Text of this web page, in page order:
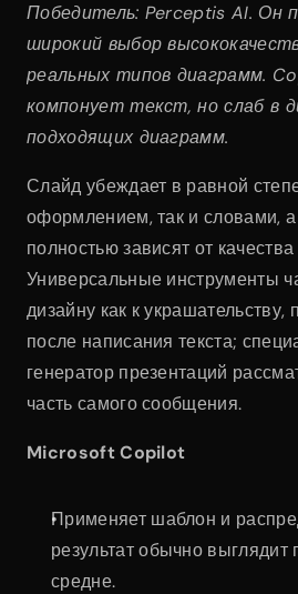
Победитель: Perceptis AI. Он
широкий выбор
реальных типов диаграмм.
компонует текст, но слаб в
подходящих диаграмм.
Слайд убеждает в равной
оформлением, так и словами,
полностью зависят от
Универсальные инструменты
дизайну как к
после написания текста;
генератор презентаций
часть самого сообщения.
Microsoft Copilot
Применяет шаблон и
результат обычно выглядит
средне.